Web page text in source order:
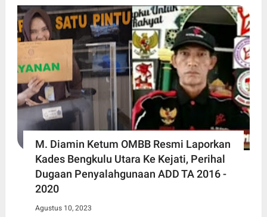
M. Diamin Ketum OMBB Resmi Laporkan
Kades Bengkulu Utara Ke Kejati, Perihal
Dugaan Penyalahgunaan ADD TA 2016 -
2020
Agustus 10, 2023